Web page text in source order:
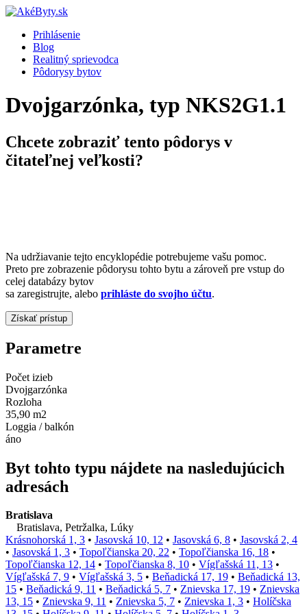
Prihlásenie
Blog
Realitný sprievodca
Pôdorysy bytov
Dvojgarzónka, typ NKS2G1.1
Chcete zobraziť tento pôdorys v
čitateľnej veľkosti?
Na udržiavanie tejto encyklopédie potrebujeme vašu pomoc.
Preto pre zobrazenie pôdorysu tohto bytu a zároveň pre vstup do
celej databázy bytov
sa zaregistrujte, alebo prihláste do svojho účtu.
Parametre
Počet izieb
Dvojgarzónka
Rozloha
35,90 m2
Loggia / balkón
áno
Byt tohto typu nájdete na nasledujúcich
adresách
Bratislava
Bratislava, Petržalka, Lúky
Krásnohorská 1, 3 • Jasovská 10, 12 • Jasovská 6, 8 • Jasovská 2, 4
• Jasovská 1, 3 • Topoľčianska 20, 22 • Topoľčianska 16, 18 •
Topoľčianska 12, 14 • Topoľčianska 8, 10 • Vígľašská 11, 13 •
Vígľašská 7, 9 • Vígľašská 3, 5 • Beňadická 17, 19 • Beňadická 13,
15 • Beňadická 9, 11 • Beňadická 5, 7 • Znievska 17, 19 • Znievska
13, 15 • Znievska 9, 11 • Znievska 5, 7 • Znievska 1, 3 • Holíčska